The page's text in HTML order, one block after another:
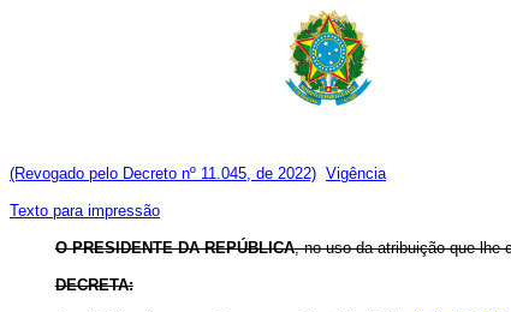
(Revogado pelo Decreto nº 11.045, de 2022) Vigência
Texto para impressão
O PRESIDENTE DA REPÚBLICA, no uso da atribuição que lhe
DECRETA: